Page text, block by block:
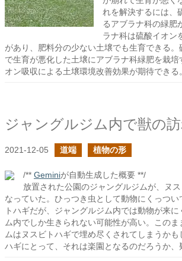
れを解決するには、
るアブラナ科の緑肥
ラナ科は硫酸イオン
があり、肥料分の少ない土壌でも生育できる。
で生育が悪化した土壌にアブラナ科緑肥を栽培
オン吸収による土壌環境改善効果が期待できる。
2021-12-05 道端 植物の形
/** Geminiが自動生成した概要 **/
放置された公園のジャングルジムが、ヌ
なっていた。ひっつき虫として動物にくっつ
トハギだが、ジャングルジム内では動物が来
ム内でしか生きられない可能性が高い。この
ムはヌスビトハギで埋め尽くされてしまうかも
ハギにとって、それは楽園となるのだろうか、